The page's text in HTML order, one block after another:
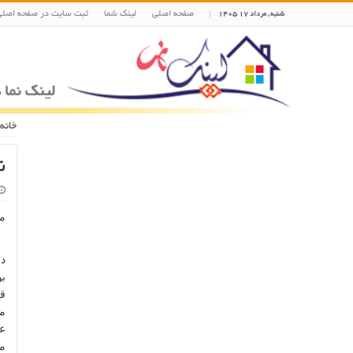
شنبه , مرداد ۱۷ ۱۴۰۵ صفحه اصلی لینک شما ثبت سایت در صفحه
خانه